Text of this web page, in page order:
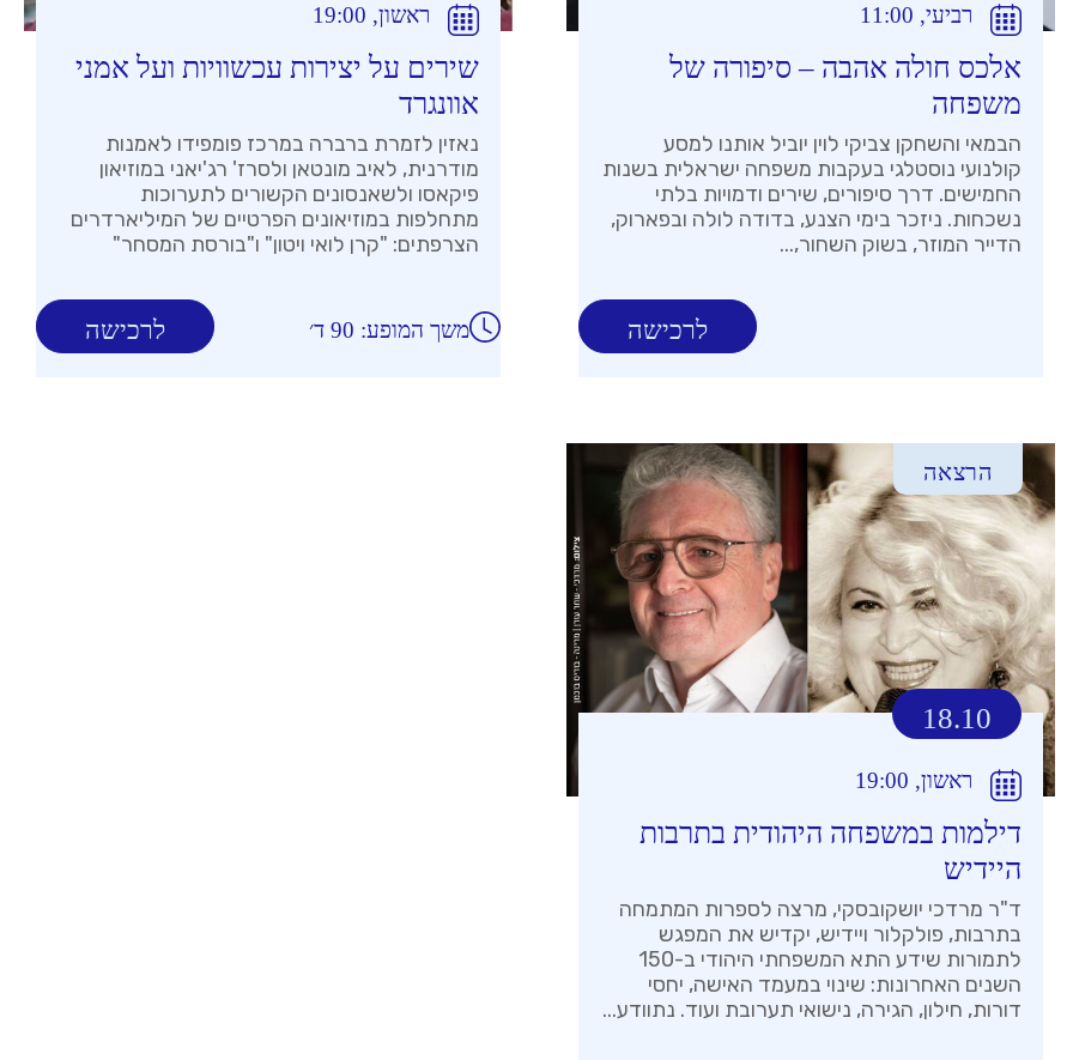
רביעי, 11:00
אלכס חולה אהבה – סיפורה של
משפחה
הבמאי והשחקן צביקי לוין יוביל אותנו למסע
קולנועי נוסטלגי בעקבות משפחה ישראלית בשנות
החמישים. דרך סיפורים, שירים ודמויות בלתי
נשכחות. ניזכר בימי הצנע, בדודה לולה ובפארוק,
הדייר המוזר, בשוק השחור,...
לרכישה
ראשון, 19:00
שירים על יצירות עכשוויות ועל אמני
אוונגרד
נאזין לזמרת ברברה במרכז פומפידו לאמנות
מודרנית, לאיב מונטאן ולסרז' רג'יאני במוזיאון
פיקאסו ולשאנסונים הקשורים לתערוכות
מתחלפות במוזיאונים הפרטיים של המיליארדרים
הצרפתים: "קרן לואי ויטון" ו"בורסת המסחר"
לרכישה משך המופע: 90 ד׳
הרצאה
18.10
ראשון, 19:00
דילמות במשפחה היהודית בתרבות
היידיש
ד"ר מרדכי יושקובסקי, מרצה לספרות המתמחה
בתרבות, פולקלור ויידיש, יקדיש את המפגש
לתמורות שידע התא המשפחתי היהודי ב-150
השנים האחרונות: שינוי במעמד האישה, יחסי
דורות, חילון, הגירה, נישואי תערובת ועוד. נתוודע...